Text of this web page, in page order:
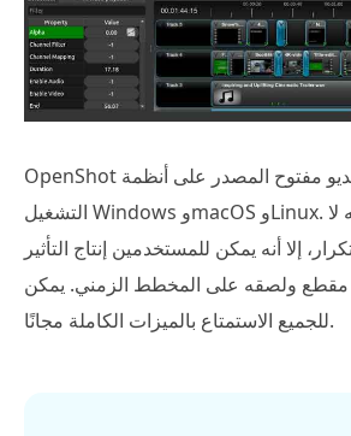
OpenShot هو تطبيق تكرار فيديو مفتوح المصدر على أنظمة
التشغيل Windows وmacOS وLinux. على الرغم من أنه لا
إلا أنه يمكن للمستخدمين إنتاج التأثير
ولصقه على المخطط الزمني. يمكن
للجميع الاستمتاع بالميزات الكاملة مجانًا.